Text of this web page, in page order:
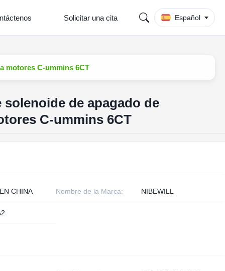
Solicitar una cita Español
motores C-ummins 6CT
solenoide de apagado de
C-ummins 6CT
CHINA Nombre de la Marca: NIBEWILL